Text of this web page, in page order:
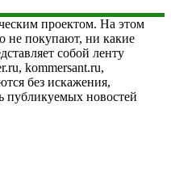
проектом. На этом
не покупают, ни какие
собой ленту
kommersant.ru,
без искажения,
публикуемых новостей